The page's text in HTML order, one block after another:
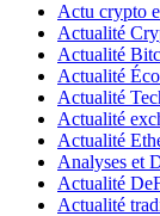
Actu crypto
Actualité
Actualité
Actualité
Actualité
Actualité
Actualité
Analyses et
Actualité
Actualité